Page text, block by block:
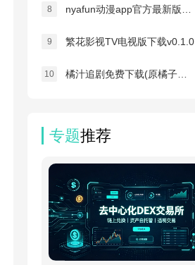
8
9 繁花影视TV电视版下载v0.1.0
10
专题推荐